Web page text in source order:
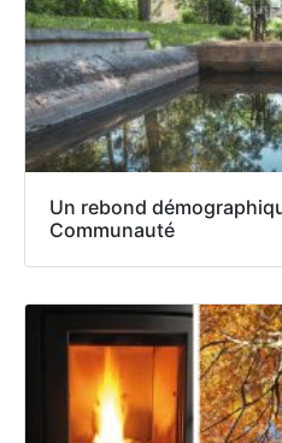
Un rebond
Communauté